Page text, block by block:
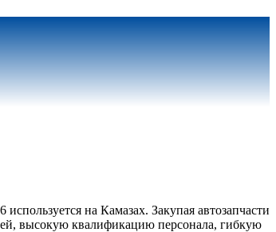
на Камазах. Закупая автозапчасти
высокую квалификацию персонала, гибкую